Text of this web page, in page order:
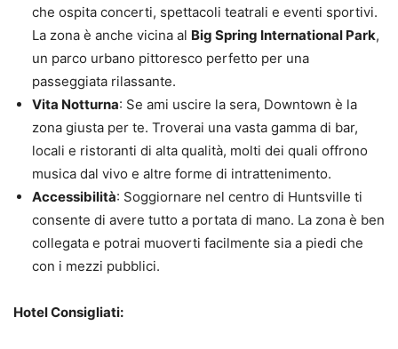
che ospita concerti, spettacoli teatrali e eventi sportivi.
La zona è anche vicina al Big Spring International Park,
un parco urbano pittoresco perfetto per una
passeggiata rilassante.
Vita Notturna: Se ami uscire la sera, Downtown è la
zona giusta per te. Troverai una vasta gamma di bar,
locali e ristoranti di alta qualità, molti dei quali offrono
musica dal vivo e altre forme di intrattenimento.
Accessibilità: Soggiornare nel centro di Huntsville ti
consente di avere tutto a portata di mano. La zona è ben
collegata e potrai muoverti facilmente sia a piedi che
con i mezzi pubblici.
Hotel Consigliati: